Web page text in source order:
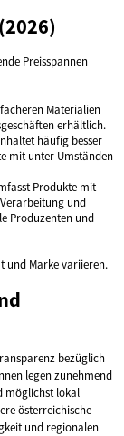
Preisspannen
Materialien
erhältlich.
häufig besser
mit unter Umständen
Produkte mit
und
Produzenten und
und Marke variieren.
bezüglich
legen zunehmend
möglichst lokal
österreichische
und regionalen